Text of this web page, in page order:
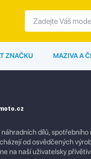
ZNAČKU MAZIVA A
dílů,
od osvědčených
na naší uživatelsky